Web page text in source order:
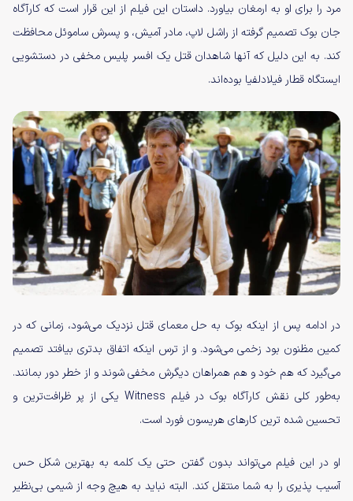
مرد را برای او به ارمغان بیاورد. داستان این فیلم از این قرار است که کارآگاه
جان بوک تصمیم گرفته از راشل لاپ، مادر آمیش، و پسرش ساموئل محافظت
کند. به این دلیل که آنها شاهدان قتل یک افسر پلیس مخفی در دستشویی
ایستگاه قطار فیلادلفیا بوده‌اند.
در ادامه پس از اینکه بوک به حل معمای قتل نزدیک می‌شود، زمانی که در
کمین مظنون بود زخمی می‌شود. و از ترس اینکه اتفاق بدتری بیافتد تصمیم
می‌گیرد که هم خود و هم همراهان دیگرش مخفی شوند و از خطر دور بمانند.
به‌طور کلی نقش کارآگاه بوک در فیلم Witness یکی از پر ظرافت‌ترین و
تحسین شده ترین کارهای هریسون فورد است.
او در این فیلم می‌تواند بدون گفتن حتی یک کلمه به بهترین شکل حس
آسیب پذیری را به شما منتقل کند. البته نباید به هیچ وجه از شیمی بی‌نظیر